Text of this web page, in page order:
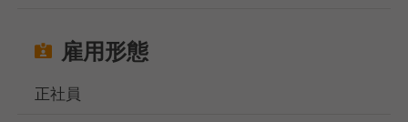
雇用形態
正社員